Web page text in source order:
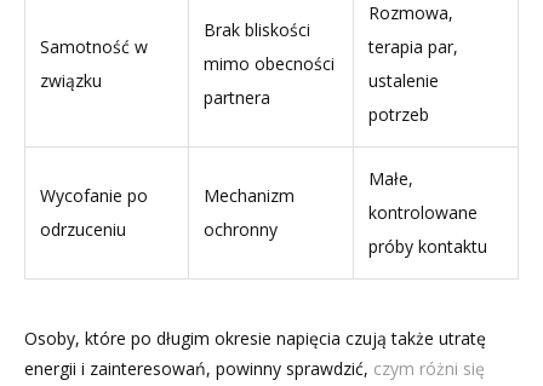
Samotność w
związku
Brak bliskości
mimo obecności
partnera
Rozmowa,
terapia par,
ustalenie
potrzeb
Wycofanie po
odrzuceniu
Mechanizm
ochronny
Małe,
kontrolowane
próby kontaktu
Osoby, które po długim okresie napięcia czują także utratę
energii i zainteresowań, powinny sprawdzić, czym różni się